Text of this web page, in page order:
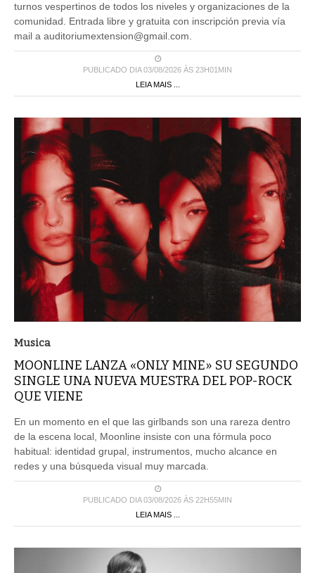
turnos vespertinos de todos los niveles y organizaciones de la
comunidad. Entrada libre y gratuita con inscripción previa vía
mail a auditoriumextension@gmail.com.
PUBLICADO DIA 03/08/2026 ÀS 23H01MIN
LEIA MAIS ...
Musica
MOONLINE LANZA «ONLY MINE» SU SEGUNDO
SINGLE UNA NUEVA MUESTRA DEL POP-ROCK
QUE VIENE
En un momento en el que las girlbands son una rareza dentro
de la escena local, Moonline insiste con una fórmula poco
habitual: identidad grupal, instrumentos, mucho alcance en
redes y una búsqueda visual muy marcada.
PUBLICADO DIA 03/08/2026 ÀS 22H55MIN
LEIA MAIS ...